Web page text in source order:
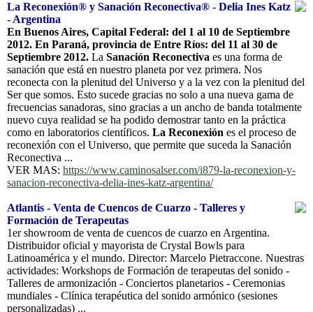
La Reconexión® y Sanación Reconectiva® - Delia Ines Katz
- Argentina
En Buenos Aires, Capital Federal: del 1 al 10 de Septiembre
2012. En Paraná, provincia de Entre Ríos: del 11 al 30 de
Septiembre 2012. La Sanación Reconectiva es una forma de
sanación que está en nuestro planeta por vez primera. Nos
reconecta con la plenitud del Universo y a la vez con la plenitud del
Ser que somos. Esto sucede gracias no solo a una nueva gama de
frecuencias sanadoras, sino gracias a un ancho de banda totalmente
nuevo cuya realidad se ha podido demostrar tanto en la práctica
como en laboratorios científicos. La Reconexión es el proceso de
reconexión con el Universo, que permite que suceda la Sanación
Reconectiva ...
VER MAS: https://www.caminosalser.com/i879-la-reconexion-y-
sanacion-reconectiva-delia-ines-katz-argentina/
Atlantis - Venta de Cuencos de Cuarzo - Talleres y
Formación de Terapeutas
1er showroom de venta de cuencos de cuarzo en Argentina.
Distribuidor oficial y mayorista de Crystal Bowls para
Latinoamérica y el mundo. Director: Marcelo Pietraccone. Nuestras
actividades: Workshops de Formación de terapeutas del sonido -
Talleres de armonización - Conciertos planetarios - Ceremonias
mundiales - Clínica terapéutica del sonido armónico (sesiones
personalizadas) ...